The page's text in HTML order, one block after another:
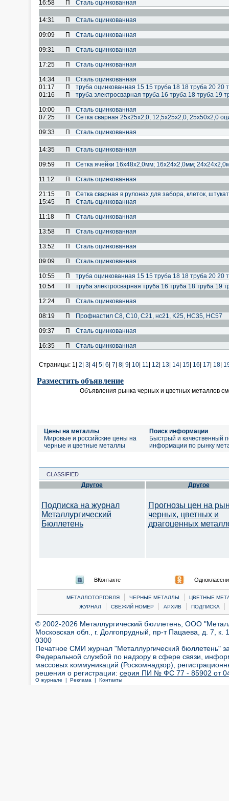
16:58 П Сталь оцинкованная
14:31 П Сталь оцинкованная
09:09 П Сталь оцинкованная
09:31 П Сталь оцинкованная
17:25 П Сталь оцинкованная
14:34 П
Сталь оцинкованная
01:17
П
труба оцинкованная 15 15 труба 18 18 труба 20 20
01:16
П труба электросварная труба 16 труба 18 труба 19
10:00 П
Сталь оцинкованная
07:25
П Сетка сварная 25х25х2,0, 12,5х25х2,0, 25х50х2,0
09:33 П Сталь оцинкованная
14:35 П Сталь оцинкованная
09:59 П Сетка ячейки 16х48х2,0мм; 16х24х2,0мм;
11:12 П Сталь оцинкованная
21:15 П
Сетка сварная в рулонах для забора, клеток,
15:45
П Сталь оцинкованная
11:18 П Сталь оцинкованная
13:58 П Сталь оцинкованная
13:52 П Сталь оцинкованная
09:09 П Сталь оцинкованная
10:55 П
труба оцинкованная 15 15 труба 18 18 труба 20 20
10:54
П труба электросварная труба 16 труба 18 труба 19
12:24 П Сталь оцинкованная
08:19 П Профнастил С8, С10, С21, нс21, K25, HC35, HC57
09:37 П Сталь оцинкованная
16:35 П Сталь оцинкованная
Страницы: 1| 2 3 4 5 6 7 8 9 10 11 12 13 14 15 16 17 18
Разместить объявление
Объявления рынка черных и цветных металлов
Цены на металлы
Мировые и российские цены на
черные и цветные металлы
Поиск информации
Быстрый и качественный
информации по рынку
CLASSIFIED
Другое
Подписка на журнал
Металлургический
Бюллетень
Другое
Прогнозы цен на
черных, цветных и
драгоценных
ВКонтакте
МЕТАЛЛОТОРГОВЛЯ | ЧЕРНЫЕ МЕТАЛЛЫ |
ЦВЕТНЫЕ
ЖУРНАЛ
| СВЕЖИЙ НОМЕР | АРХИВ | ПОДПИСКА |
© 2002-2026 Металлургический бюллетень, ООО
Московская обл., г. Долгопрудный, пр-т Пацаева, д. 7,
0300
Печатное СМИ журнал "Металлургический бюллетень"
Федеральной службой по надзору в сфере связи,
массовых коммуникаций (Роскомнадзор),
решения о регистрации: серия ПИ № ФС 77 - 85902 от 04
О журнале | Реклама | Контакты